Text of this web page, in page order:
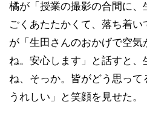
橘が「授業の撮影の合間に、
ごくあたたかくて、落ち着
が「生田さんのおかげで空気
ね。安心します」と話すと
ね、そっか。皆がどう思っ
うれしい」と笑顔を見せた。